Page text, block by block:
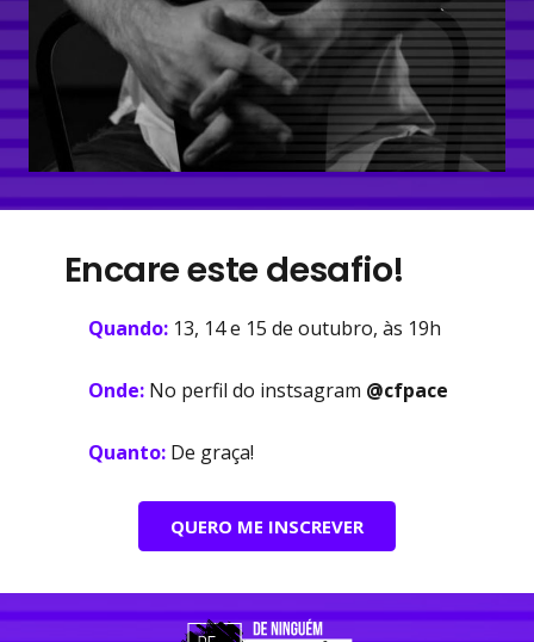
Encare este desafio!
Quando: 13, 14 e 15 de outubro, às 19h
Onde: No perfil do instsagram @cfpace
Quanto: De graça!
QUERO ME INSCREVER